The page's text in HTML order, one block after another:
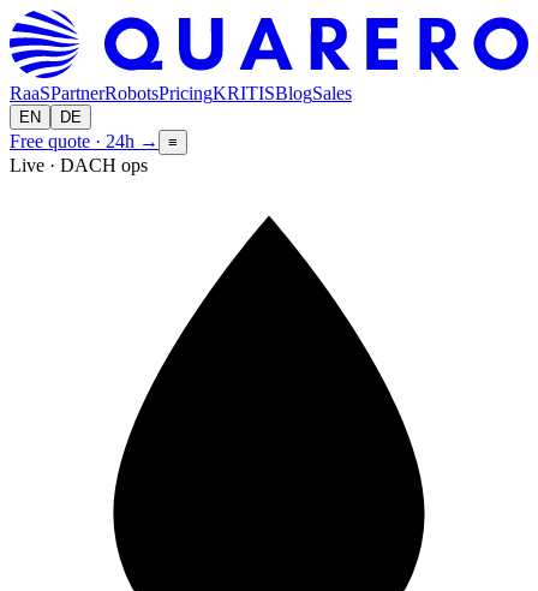
RaaSPartnerRobotsPricingKRITISBlogSales
EN DE
Free quote · 24h → ≡
Live · DACH ops